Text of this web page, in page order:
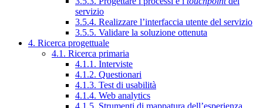
servizio
3.5.4. Realizzare l’interfaccia utente del servizio
3.5.5. Validare la soluzione ottenuta
4. Ricerca progettuale
4.1. Ricerca primaria
4.1.1. Interviste
4.1.2. Questionari
4.1.3. Test di usabilità
4.1.4. Web analytics
4.1.5. Strumenti di mappatura dell’esperienza